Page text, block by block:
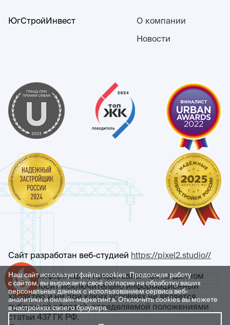
Успейте купить коммерческое помещение
Наш сайт использует файлы cookies. Продолжая работу
с сайтом, вы выражаете своё согласие на обработку ваших
персональных данных с использованием сервиса веб-
аналитики и онлайн-маркетинга. Отключить cookies вы можете
в настройках своего браузера.
ЮгСтройИнвест
О компании
Новости
Сайт разработан веб-студией https://pixel2.studio//
Любая информация, представленная на данном
сайте, носит исключительно информационный
характер и ни при каких условиях не является
публичной офертой, определяемой положениями
статьи 437 ГК РФ.